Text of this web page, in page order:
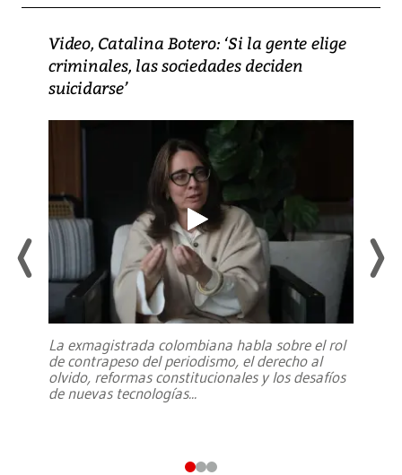
Video, Catalina Botero: ‘Si la gente elige
criminales, las sociedades deciden
suicidarse’
La exmagistrada colombiana habla sobre el rol
de contrapeso del periodismo, el derecho al
olvido, reformas constitucionales y los desafíos
de nuevas tecnologías...